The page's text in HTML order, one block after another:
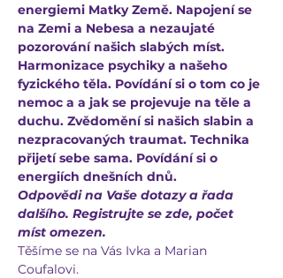
energiemi Matky Země. Napojení se
na Zemi a Nebesa a nezaujaté
pozorování našich slabých míst.
Harmonizace psychiky a našeho
fyzického těla. Povídání si o tom co je
nemoc a a jak se projevuje na těle a
duchu. Zvědomění si našich slabin a
nezpracovaných traumat. Technika
přijetí sebe sama. Povídání si o
energiích dnešních dnů.
Odpovědi na Vaše dotazy a řada
dalšího. Registrujte se zde, počet
míst omezen.
Těšíme se na Vás Ivka a Marian
Coufalovi.